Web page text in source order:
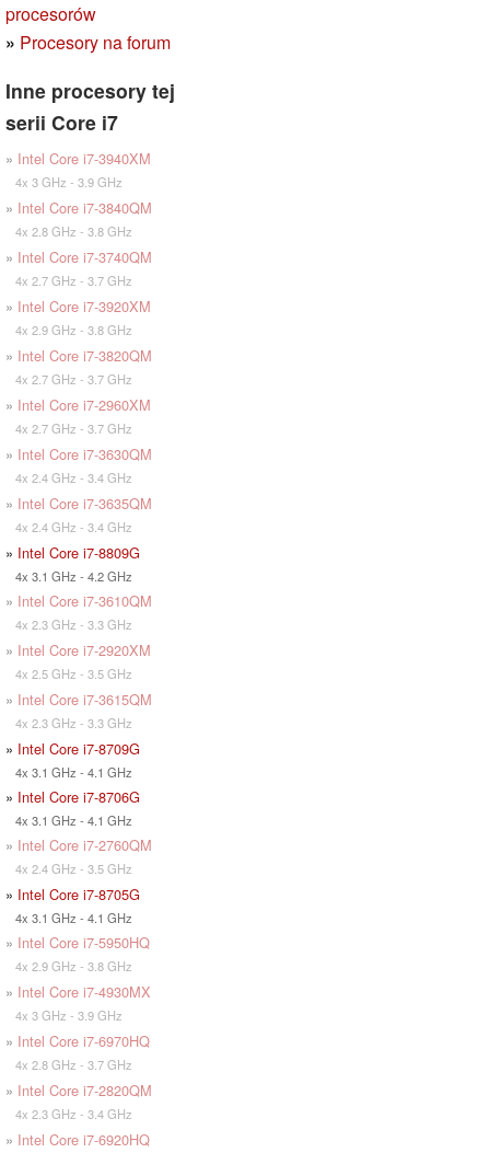
procesorów
» Procesory na forum
Inne procesory tej
serii Core i7
» Intel Core i7-3940XM
4x 3 GHz - 3.9 GHz
» Intel Core i7-3840QM
4x 2.8 GHz - 3.8 GHz
» Intel Core i7-3740QM
4x 2.7 GHz - 3.7 GHz
» Intel Core i7-3920XM
4x 2.9 GHz - 3.8 GHz
» Intel Core i7-3820QM
4x 2.7 GHz - 3.7 GHz
» Intel Core i7-2960XM
4x 2.7 GHz - 3.7 GHz
» Intel Core i7-3630QM
4x 2.4 GHz - 3.4 GHz
» Intel Core i7-3635QM
4x 2.4 GHz - 3.4 GHz
» Intel Core i7-8809G
4x 3.1 GHz - 4.2 GHz
» Intel Core i7-3610QM
4x 2.3 GHz - 3.3 GHz
» Intel Core i7-2920XM
4x 2.5 GHz - 3.5 GHz
» Intel Core i7-3615QM
4x 2.3 GHz - 3.3 GHz
» Intel Core i7-8709G
4x 3.1 GHz - 4.1 GHz
» Intel Core i7-8706G
4x 3.1 GHz - 4.1 GHz
» Intel Core i7-2760QM
4x 2.4 GHz - 3.5 GHz
» Intel Core i7-8705G
4x 3.1 GHz - 4.1 GHz
» Intel Core i7-5950HQ
4x 2.9 GHz - 3.8 GHz
» Intel Core i7-4930MX
4x 3 GHz - 3.9 GHz
» Intel Core i7-6970HQ
4x 2.8 GHz - 3.7 GHz
» Intel Core i7-2820QM
4x 2.3 GHz - 3.4 GHz
» Intel Core i7-6920HQ